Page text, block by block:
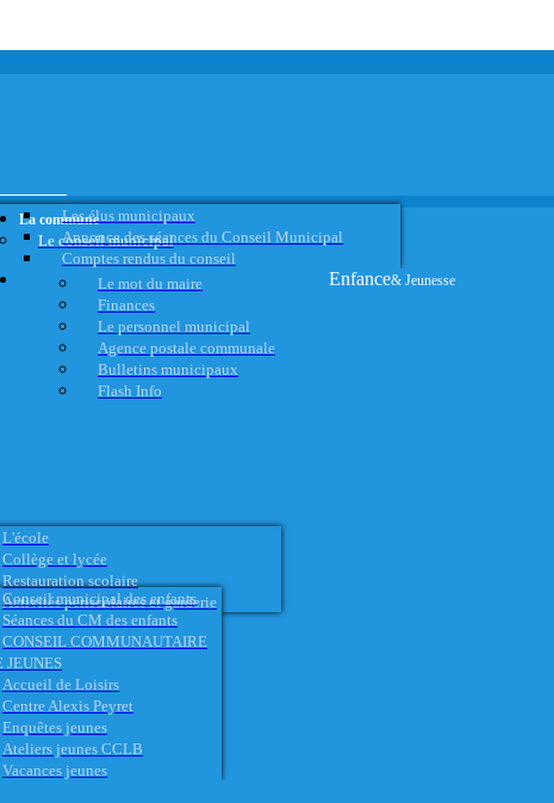
La commune
Le conseil municipal
Les élus municipaux
Annonce des séances du Conseil Municipal
Comptes rendus du conseil
Le mot du maire
Finances
Le personnel municipal
Agence postale communale
Bulletins municipaux
Flash Info
Enfance& Jeunesse
L'école
Collège et lycée
Restauration scolaire
Activités périscolaires et garderie
Conseil municipal des enfants
Séances du CM des enfants
CONSEIL COMMUNAUTAIRE
JEUNES
Accueil de Loisirs
Centre Alexis Peyret
Enquêtes jeunes
Ateliers jeunes CCLB
Vacances jeunes